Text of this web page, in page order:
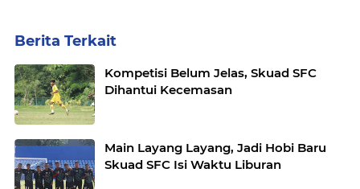
Berita Terkait
Kompetisi Belum Jelas, Skuad SFC
Dihantui Kecemasan
Main Layang Layang, Jadi Hobi Baru
Skuad SFC Isi Waktu Liburan